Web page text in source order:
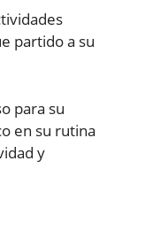
partido a su
para su
en su rutina
y